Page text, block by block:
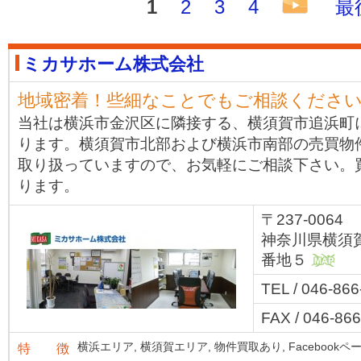
1 2 3 4 最
ミカサホーム株式会社
地域密着！些細なことでもご相談くださ
当社は横浜市金沢区に隣接する、横須賀市追浜町
ります。横須賀市北部および横浜市南部の売買
取り扱っていますので、お気軽にご相談下さい。
ります。
〒237-0064
神奈川県横須
番地５
MAP
TEL / 046-
FAX / 046-
特 徴 横浜エリア, 横須賀エリア, 物件買取あり,
Facebookペ